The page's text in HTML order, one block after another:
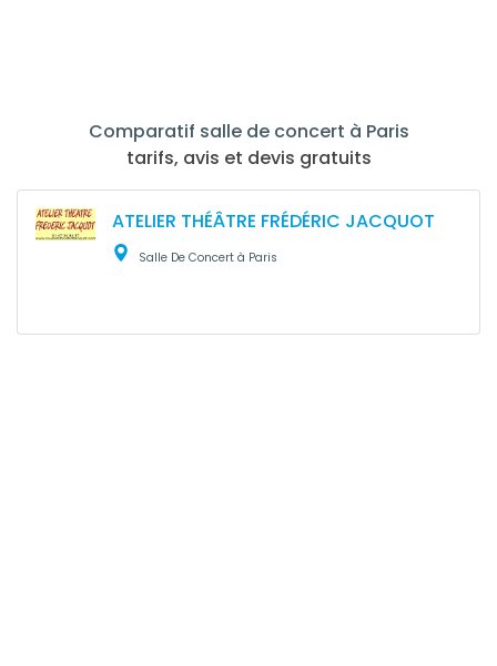
Comparatif salle de concert à Paris
tarifs, avis et devis gratuits
ATELIER THÉÂTRE FRÉDÉRIC JACQUOT
Salle De Concert à Paris